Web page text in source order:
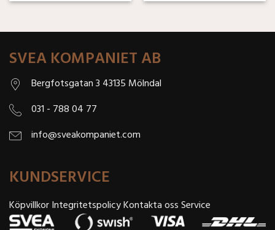
SVEA KOMPANIET AB
Bergfotsgatan 3 43135 Mölndal
031 - 788 04 77
info@sveakompaniet.com
KUNDSERVICE
KöpvillkorIntegritetspolicyKontakta ossService